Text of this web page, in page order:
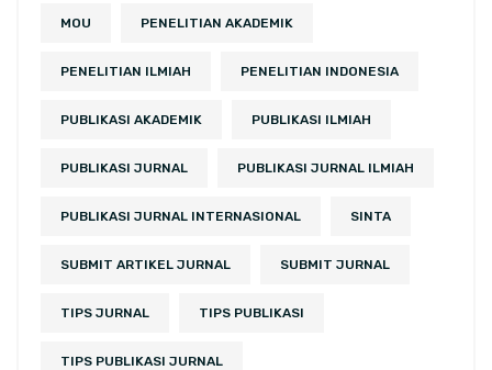
MOU PENELITIAN AKADEMIK
PENELITIAN ILMIAH PENELITIAN INDONESIA
PUBLIKASI AKADEMIK PUBLIKASI ILMIAH
PUBLIKASI JURNAL PUBLIKASI JURNAL ILMIAH
PUBLIKASI JURNAL INTERNASIONAL SINTA
SUBMIT ARTIKEL JURNAL SUBMIT JURNAL
TIPS JURNAL TIPS PUBLIKASI
TIPS PUBLIKASI JURNAL